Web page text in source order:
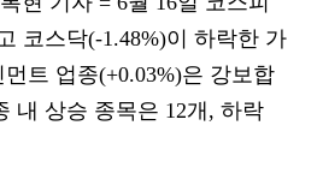
코스닥(-1.48%)이 하락한 가
트 업종(+0.03%)은 강보합
내 상승 종목은 12개, 하락